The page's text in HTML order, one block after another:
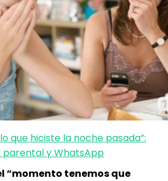
lo que hiciste la noche pasada”:
y WhatsApp
“momento tenemos que